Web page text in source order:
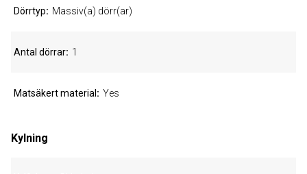
Dörrtyp Massiv(a) dörr(ar)
Antal dörrar 1
Matsäkert material Yes
Kylning